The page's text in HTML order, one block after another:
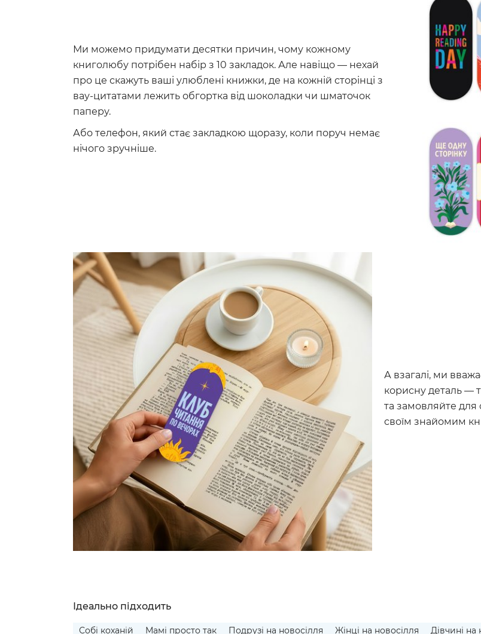
Ми можемо придумати десятки причин, чому кожному
книголюбу потрібен набір з 10 закладок. Але навіщо — нехай
про це скажуть ваші улюблені книжки, де на кожній сторінці з
вау-цитатами лежить обгортка від шоколадки чи шматочок
паперу.
Або телефон, який стає закладкою щоразу, коли поруч немає
нічого зручніше.
А взагалі, ми
корисну деталь —
та замовляйте
своїм знайомим
Ідеально підходить
Собі коханій Мамі просто так Подрузі на новосілля Жінці на новосілля Дівчині на